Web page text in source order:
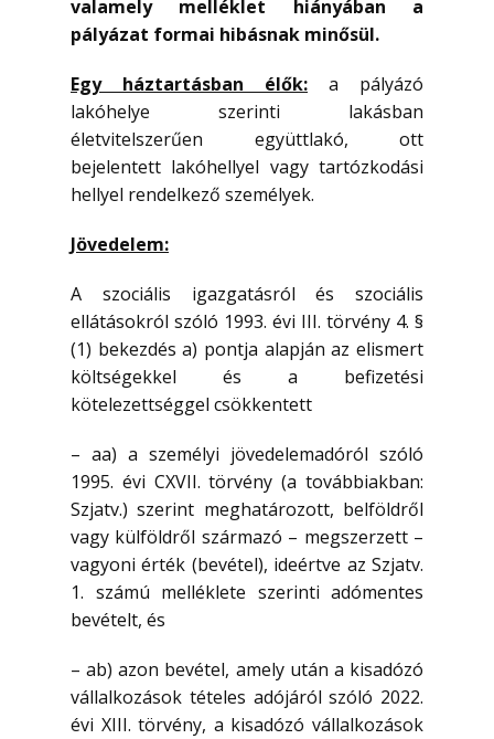
valamely melléklet hiányában a
pályázat formai hibásnak minősül.
Egy háztartásban élők:
a pályázó
lakóhelye szerinti lakásban
életvitelszerűen együttlakó, ott
bejelentett lakóhellyel vagy tartózkodási
hellyel rendelkező személyek.
Jövedelem:
A szociális igazgatásról és szociális
ellátásokról szóló 1993. évi III. törvény 4. §
(1) bekezdés a) pontja alapján az elismert
költségekkel és a befizetési
kötelezettséggel csökkentett
– aa) a személyi jövedelemadóról szóló
1995. évi CXVII. törvény (a továbbiakban:
Szjatv.) szerint meghatározott, belföldről
vagy külföldről származó – megszerzett –
vagyoni érték (bevétel), ideértve az Szjatv.
1. számú melléklete szerinti adómentes
bevételt, és
– ab) azon bevétel, amely után a kisadózó
vállalkozások tételes adójáról szóló 2022.
évi XIII. törvény, a kisadózó vállalkozások